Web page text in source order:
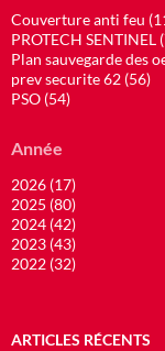
Couverture anti feu
PROTECH SENTINEL
Plan sauvegarde des
prev securite 62 (56)
PSO (54)
Année
2026 (17)
2025 (80)
2024 (42)
2023 (43)
2022 (32)
ARTICLES RÉCENTS